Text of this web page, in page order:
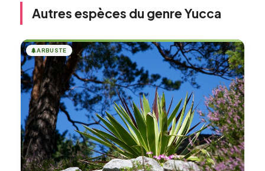
Autres espèces du genre Yucca
🌲ARBUSTE